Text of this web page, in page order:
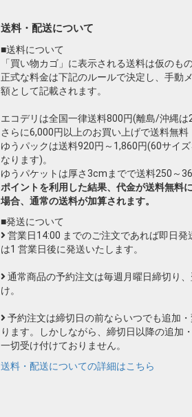
送料・配送について
■送料について
「買い物カゴ」に表示される送料は仮のもの
正式な料金は下記のルールで決定し、手動
額として記載されます。
エコデリは全国一律送料800円(離島/沖縄は
さらに6,000円以上のお買い上げで送料無料
ゆうパックは送料920円～1,860円(60サイ
なります)。
ゆうパケットは厚さ3cmまでで送料250～
ポイントを利用した結果、代金が送料無料
場合、通常の送料が加算されます。
■発送について
営業日14:00 までのご注文であれば即日発
は1 営業日後に発送いたします。
通常商品の予約注文は毎週月曜日締切り
け。
予約注文は締切日の前ならいつでも追加
ります。しかしながら、締切日以降の追加
一切受け付けておりません。
送料・配送についての詳細はこちら